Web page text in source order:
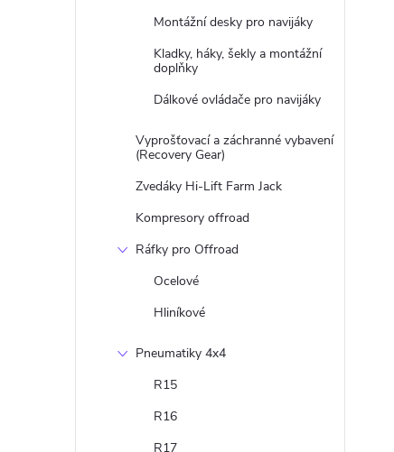
Montážní desky pro navijáky
Kladky, háky, šekly a montážní
doplňky
Dálkové ovládače pro navijáky
Vyprošťovací a záchranné vybavení
(Recovery Gear)
Zvedáky Hi-Lift Farm Jack
Kompresory offroad
Ráfky pro Offroad
Ocelové
Hliníkové
Pneumatiky 4x4
R15
R16
R17